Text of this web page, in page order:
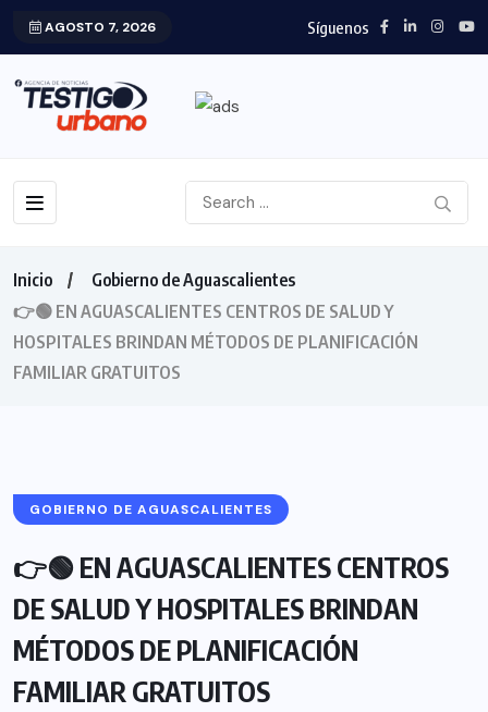
AGOSTO 7, 2026 Síguenos
Inicio
Gobierno de Aguascalientes
👉🟢 EN AGUASCALIENTES CENTROS DE SALUD Y
HOSPITALES BRINDAN MÉTODOS DE PLANIFICACIÓN
FAMILIAR GRATUITOS
GOBIERNO DE AGUASCALIENTES
👉🟢 EN AGUASCALIENTES CENTROS
DE SALUD Y HOSPITALES BRINDAN
MÉTODOS DE PLANIFICACIÓN
FAMILIAR GRATUITOS